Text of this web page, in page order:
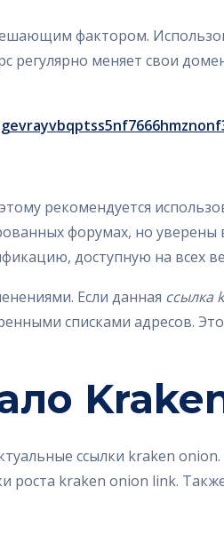
фактором.
регулярно меняет свои
рекомендуется
форумах, но уверены
доступную на всех
Если данная ссылка
списками адресов.
ссылки kraken
роста kraken onion link.